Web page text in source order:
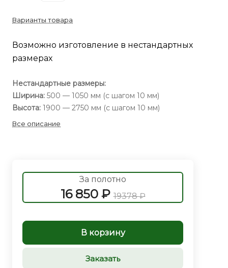
Варианты товара
Возможно изготовление в нестандартных
размерах
Нестандартные размеры:
Ширина: 500 — 1050 мм (с шагом 10 мм)
Высота: 1900 — 2750 мм (с шагом 10 мм)
Все описание
За полотно
16 850 ₽ 19378 ₽
В корзину
Заказать